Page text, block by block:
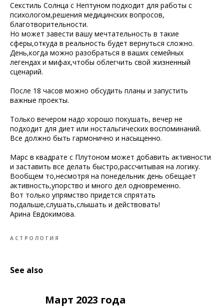
Секстиль Солнца с Нептуном подходит для работы с
психологом,решения медицинских вопросов,
благотворительности.
Но может завести вашу мечтательность в такие
сферы,откуда в реальность будет вернуться сложно.
День,когда можно разобраться в ваших семейных
легендах и мифах,чтобы облегчить свой жизненный
сценарий.
После 18 часов можно обсудить планы и запустить
важные проекты.
Только вечером надо хорошо покушать, вечер не
подходит для диет или ностальгических воспоминаний.
Все должно быть гармонично и насыщенно.
Марс в квадрате с Плутоном может добавить активности
и заставить все делать быстро,рассчитывая на логику.
Вообщем то,несмотря на понедельник день обещает
активность,упорство и много дел одновременно.
Вот только упрямство придется спрятать
подальше,слушать,слышать и действовать!
Арина Евдокимова.
АСТРОЛОГИЯ
See also
Март 2023 года